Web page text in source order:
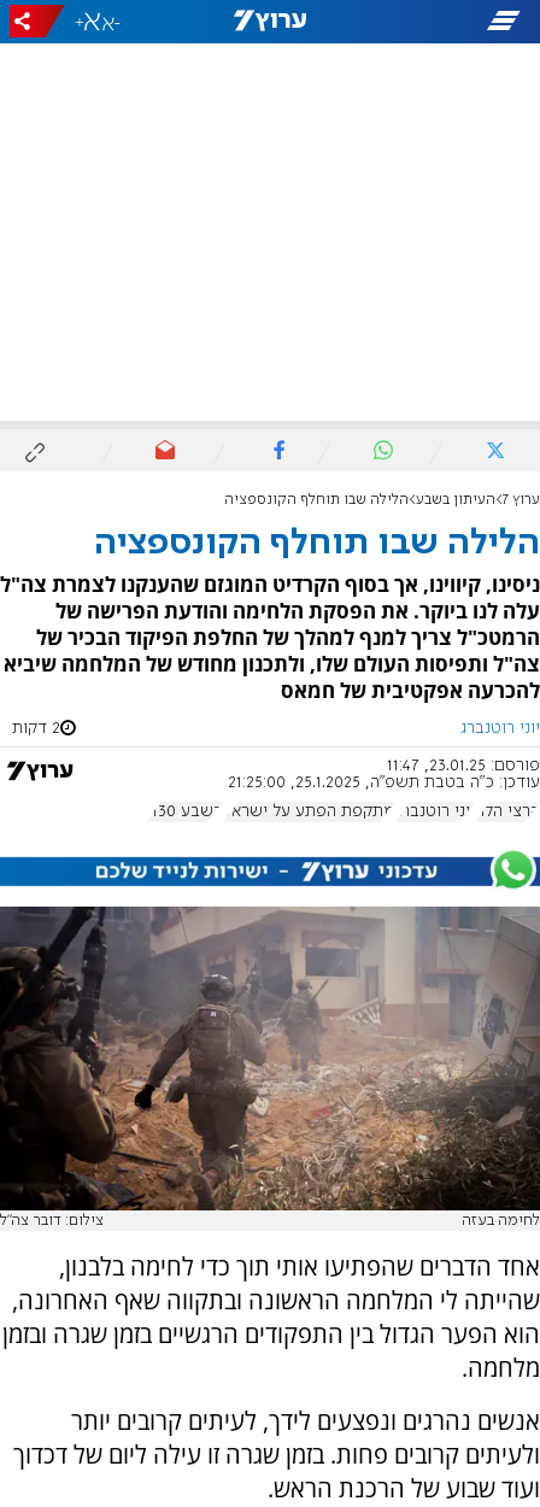
-
+
ערוץ 7 העיתון בשבע הלילה שבו תוחלף הקונספציה
הלילה שבו תוחלף הקונספציה
ניסינו, קיווינו, אך בסוף הקרדיט המוגזם שהענקנו לצמרת צה"ל
עלה לנו ביוקר. את הפסקת הלחימה והודעת הפרישה של
הרמטכ"ל צריך למנף למהלך של החלפת הפיקוד הבכיר של
צה"ל ותפיסות העולם שלו, ולתכנון מחודש של המלחמה שיביא
להכרעה אפקטיבית של חמאס
יוני רוטנברג 2 דקות
פורסם: 23.01.25, 11:47
עודכן: כ"ה בטבת תשפ"ה, 25.1.2025, 21:25:00
הרצי הלוי
יוני רוטנברג מתקפת הפתע על ישראל בשבע 1130
לחימה בעזה צילום: דובר צה"ל
אחד הדברים שהפתיעו אותי תוך כדי לחימה בלבנון,
שהייתה לי המלחמה הראשונה ובתקווה שאף האחרונה,
הוא הפער הגדול בין התפקודים הרגשיים בזמן שגרה ובזמן
מלחמה.
אנשים נהרגים ונפצעים לידך, לעיתים קרובים יותר
ולעיתים קרובים פחות. בזמן שגרה זו עילה ליום של דכדוך
ועוד שבוע של הרכנת הראש.